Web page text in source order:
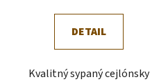
DETAIL
Kvalitný sypaný cejlónsky